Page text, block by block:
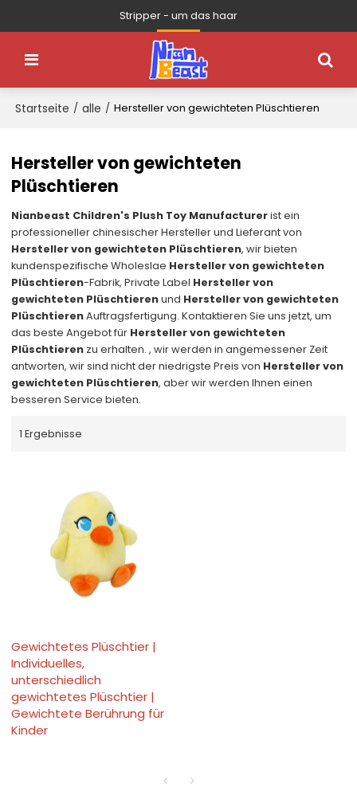
Stripper - um das haar
Startseite / alle / Hersteller von gewichteten Plüschtieren
Hersteller von gewichteten
Plüschtieren
Nianbeast Children's Plush Toy Manufacturerist ein
professioneller chinesischer Hersteller und Lieferant von
Hersteller von gewichteten Plüschtieren, wir bieten
kundenspezifische Wholeslae Hersteller von gewichteten
Plüschtieren-Fabrik, Private Label Hersteller von
gewichteten Plüschtierenund Hersteller von gewichteten
PlüschtierenAuftragsfertigung. Kontaktieren Sie uns jetzt, um
das beste Angebot für Hersteller von gewichteten
Plüschtieren zu erhalten. , wir werden in angemessener Zeit
antworten, wir sind nicht der niedrigste Preis von Hersteller von
gewichteten Plüschtieren, aber wir werden Ihnen einen
besseren Service bieten.
1 Ergebnisse
Gewichtetes Plüschtier |
Individuelles,
unterschiedlich
gewichtetes Plüschtier |
Gewichtete Berührung für
Kinder